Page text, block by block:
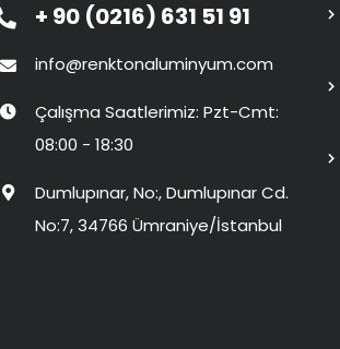
+ 90 (0216) 631 51 91
info@renktonaluminyum.com
Çalışma Saatlerimiz: Pzt-Cmt:
08:00 - 18:30
Dumlupınar, No:, Dumlupınar Cd.
No:7, 34766 Ümraniye/İstanbul